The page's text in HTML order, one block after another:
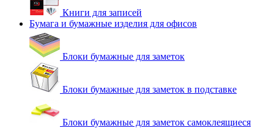
Книги для записей
Бумага и бумажные изделия для офисов
Блоки бумажные для заметок
Блоки бумажные для заметок в подставке
Блоки бумажные для заметок самоклеящиеся